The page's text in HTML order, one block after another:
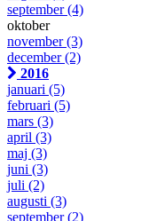
september(4)
oktober
november(3)
december(2)
2016
januari (5)
februari (5)
mars (3)
april (3)
maj (3)
juni (3)
juli (2)
augusti (3)
september(2)